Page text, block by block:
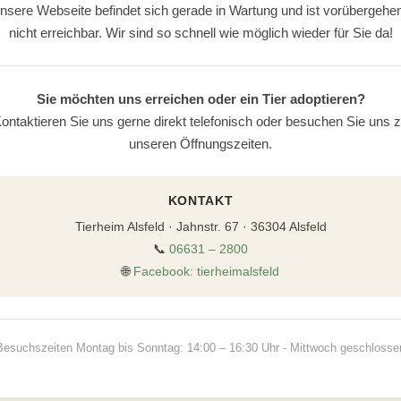
Webseite befindet sich gerade in Wartung und ist
nicht erreichbar. Wir sind so schnell wie möglich wieder für Sie da!
Sie möchten uns erreichen oder ein Tier adoptieren?
Sie uns gerne direkt telefonisch oder besuchen Sie uns
unseren Öffnungszeiten.
KONTAKT
Tierheim Alsfeld · Jahnstr. 67 · 36304 Alsfeld
📞 06631 – 2800
🌐 Facebook: tierheimalsfeld
Montag bis Sonntag: 14:00 – 16:30 Uhr - Mittwoch